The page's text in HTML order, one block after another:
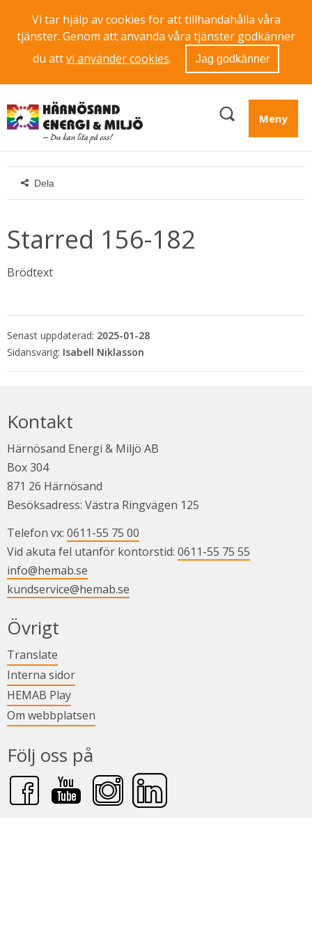
Vi tar hjälp av cookies för att tillhandahålla våra
tjänster. Genom att använda våra tjänster godkänner
du attvi använder cookies. Jag godkänner
Meny
Dela
Starred 156-182
Brödtext
Senast uppdaterad: 2025-01-28
Isabell Niklasson
Kontakt
Härnösand Energi & Miljö AB
Box 304
871 26 Härnösand
Besöksadress: Västra Ringvägen 125
Telefon vx: 0611-55 75 00
Vid akuta fel utanför kontorstid: 0611-55 75 55
info@hemab.se
kundservice@hemab.se
Övrigt
Translate
Interna sidorLänk till annan webbplats.
HEMAB PlayLänk till annan webbplats.
Om webbplatsen
Följ oss på